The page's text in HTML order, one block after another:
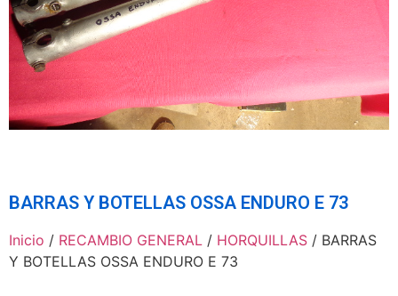
BARRAS Y BOTELLAS OSSA ENDURO E 73
Inicio / RECAMBIO GENERAL / HORQUILLAS / BARRAS
Y BOTELLAS OSSA ENDURO E 73